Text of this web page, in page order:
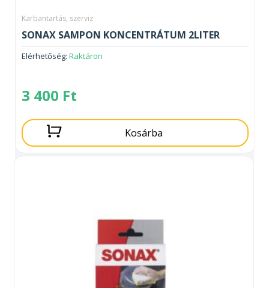
Karbantartás, szerviz
SONAX SAMPON KONCENTRÁTUM 2LITER
Elérhetőség: Raktáron
3 400 Ft
Kosárba